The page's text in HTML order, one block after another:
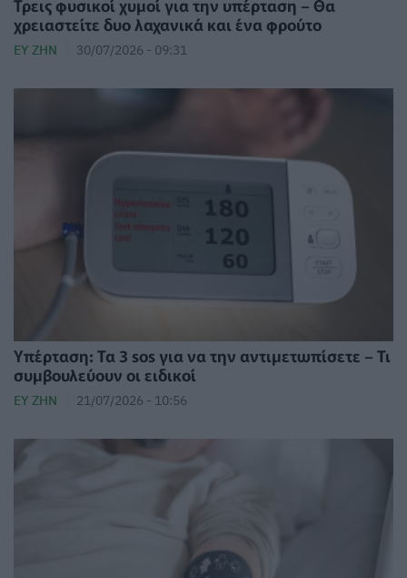
Τρεις φυσικοί χυμοί για την υπέρταση – Θα
χρειαστείτε δυο λαχανικά και ένα φρούτο
ΕΥ ΖΗΝ 30/07/2026 - 09:31
Υπέρταση: Τα 3 sos για να την αντιμετωπίσετε – Τι
συμβουλεύουν οι ειδικοί
ΕΥ ΖΗΝ 21/07/2026 - 10:56